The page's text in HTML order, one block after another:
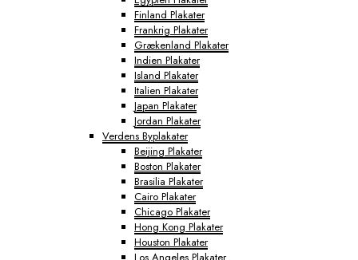
Finland Plakater
Frankrig Plakater
Grækenland Plakater
Indien Plakater
Island Plakater
Italien Plakater
Japan Plakater
Jordan Plakater
Verdens Byplakater
Beijing Plakater
Boston Plakater
Brasilia Plakater
Cairo Plakater
Chicago Plakater
Hong Kong Plakater
Houston Plakater